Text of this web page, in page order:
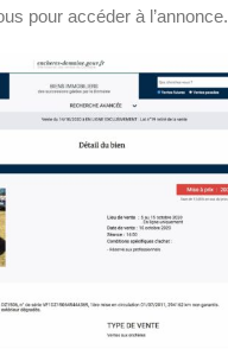
pour accéder à l’annonce.